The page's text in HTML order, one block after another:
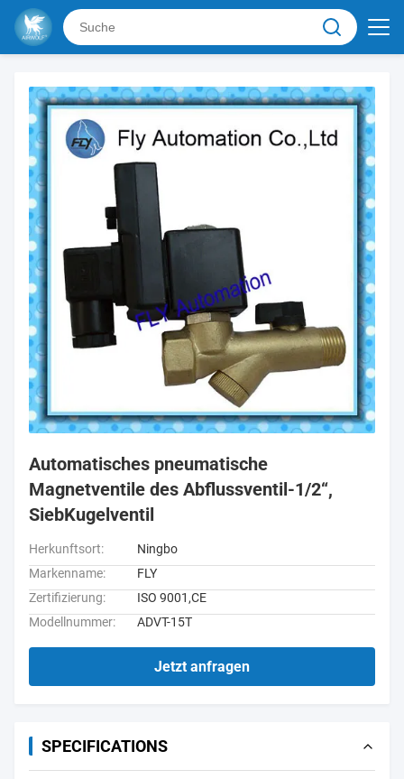
Automatisches pneumatische
Magnetventile des Abflussventil-1/2“,
SiebKugelventil
Herkunftsort:
Ningbo
Markenname:
FLY
Zertifizierung:
ISO 9001,CE
Modellnummer:
ADVT-15T
Jetzt anfragen
SPECIFICATIONS